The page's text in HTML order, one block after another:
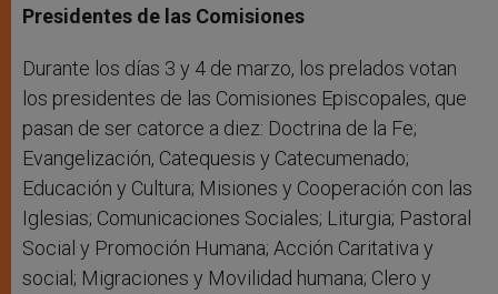
Presidentes de las Comisiones
Durante los días 3 y 4 de marzo, los prelados votan
los presidentes de las Comisiones Episcopales, que
pasan de ser catorce a diez: Doctrina de la Fe;
Evangelización, Catequesis y Catecumenado;
Educación y Cultura; Misiones y Cooperación con las
Iglesias; Comunicaciones Sociales; Liturgia; Pastoral
Social y Promoción Humana; Acción Caritativa y
social; Migraciones y Movilidad humana; Clero y